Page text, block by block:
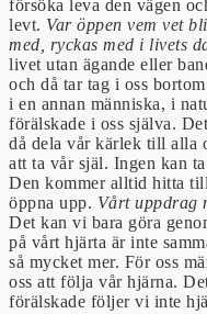
försöka leva den vägen
levt. Var öppen vem vet
med, ryckas med i livets
livet utan ägande eller
och då tar tag i oss
i en annan människa, i
förälskade i oss själva.
då dela vår kärlek till alla
att ta vår själ. Ingen kan
Den kommer alltid hitta
öppna upp. Vårt uppdrag
Det kan vi bara göra
på vårt hjärta är inte
så mycket mer. För oss
oss att följa vår hjärna.
förälskade följer vi inte